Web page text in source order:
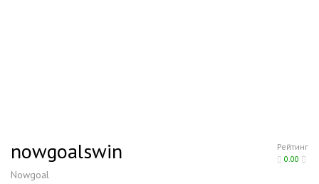
Рейтинг
0.00
nowgoalswin
Nowgoal